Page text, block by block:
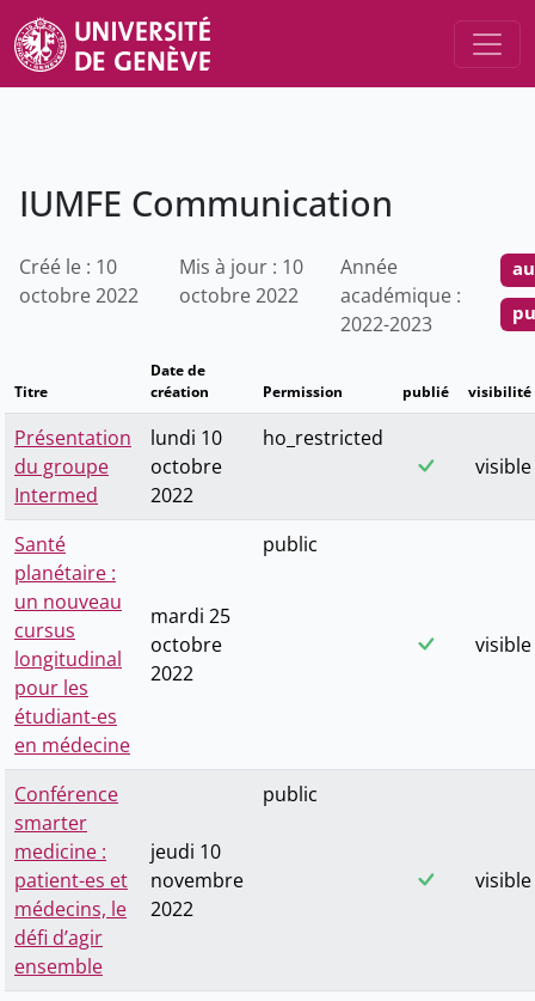
IUMFE Communication
Créé le : 10
octobre 2022
Mis à jour : 10
octobre 2022
Année
académique :
2022-2023
Titre
Date de
création
Permission publié visibilité
Présentation
du groupe
Intermed
lundi 10
octobre
2022
ho_restricted
visible
Santé
planétaire :
un nouveau
cursus
longitudinal
pour les
étudiant-es
en médecine
mardi 25
octobre
2022
public
visible
Conférence
smarter
medicine :
patient-es et
médecins, le
défi d’agir
ensemble
jeudi 10
novembre
2022
public
visible